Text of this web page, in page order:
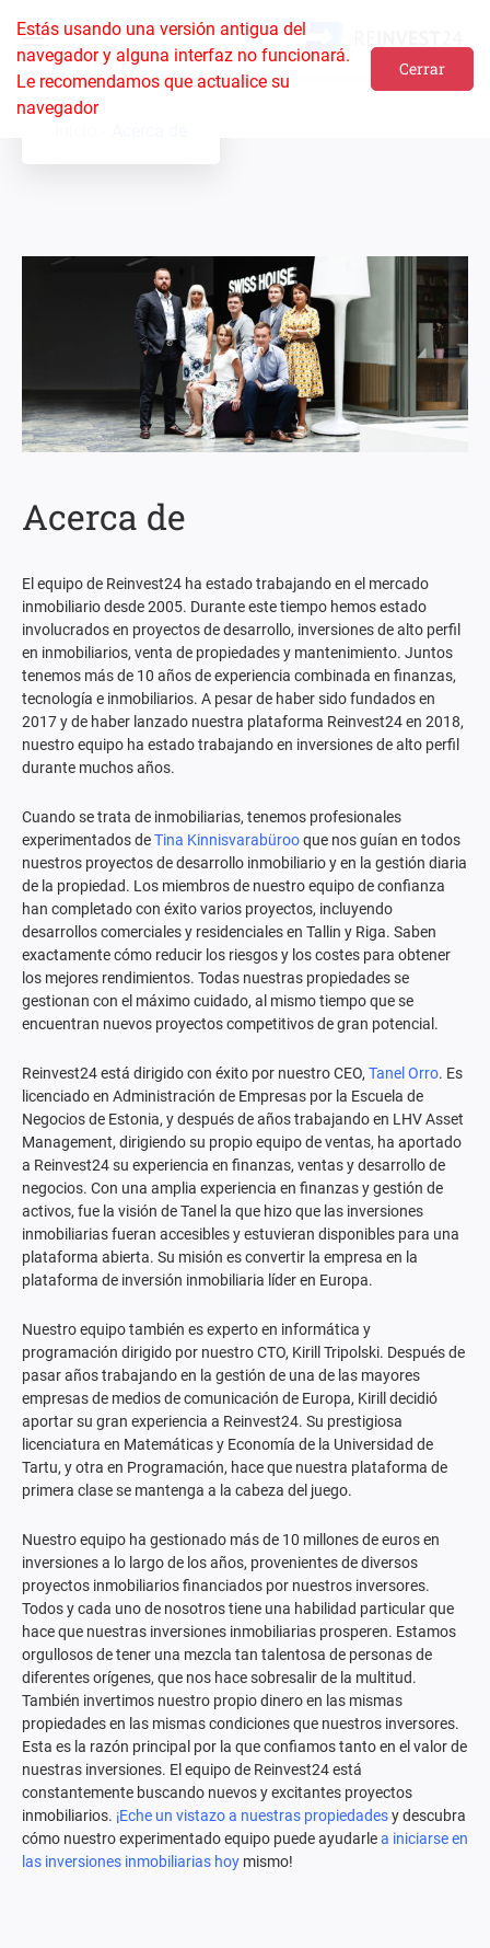
Estás usando una versión antigua del
navegador y alguna interfaz no funcionará.
Le recomendamos que actualice su
navegador
Cerrar
Acerca de
El equipo de Reinvest24 ha estado trabajando en el mercado
inmobiliario desde 2005. Durante este tiempo hemos estado
involucrados en proyectos de desarrollo, inversiones de alto perfil
en inmobiliarios, venta de propiedades y mantenimiento. Juntos
tenemos más de 10 años de experiencia combinada en finanzas,
tecnología e inmobiliarios. A pesar de haber sido fundados en
2017 y de haber lanzado nuestra plataforma Reinvest24 en 2018,
nuestro equipo ha estado trabajando en inversiones de alto perfil
durante muchos años.
Cuando se trata de inmobiliarias, tenemos profesionales
experimentados deTina Kinnisvarabürooque nos guían en todos
nuestros proyectos de desarrollo inmobiliario y en la gestión diaria
de la propiedad. Los miembros de nuestro equipo de confianza
han completado con éxito varios proyectos, incluyendo
desarrollos comerciales y residenciales en Tallin y Riga. Saben
exactamente cómo reducir los riesgos y los costes para obtener
los mejores rendimientos. Todas nuestras propiedades se
gestionan con el máximo cuidado, al mismo tiempo que se
encuentran nuevos proyectos competitivos de gran potencial.
Reinvest24 está dirigido con éxito por nuestro CEO, Tanel Orro. Es
licenciado en Administración de Empresas por la Escuela de
Negocios de Estonia, y después de años trabajando en LHV Asset
Management, dirigiendo su propio equipo de ventas, ha aportado
a Reinvest24 su experiencia en finanzas, ventas y desarrollo de
negocios. Con una amplia experiencia en finanzas y gestión de
activos, fue la visión de Tanel la que hizo que las inversiones
inmobiliarias fueran accesibles y estuvieran disponibles para una
plataforma abierta. Su misión es convertir la empresa en la
plataforma de inversión inmobiliaria líder en Europa.
Nuestro equipo también es experto en informática y
programación dirigido por nuestro CTO, Kirill Tripolski. Después de
pasar años trabajando en la gestión de una de las mayores
empresas de medios de comunicación de Europa, Kirill decidió
aportar su gran experiencia a Reinvest24. Su prestigiosa
licenciatura en Matemáticas y Economía de la Universidad de
Tartu, y otra en Programación, hace que nuestra plataforma de
primera clase se mantenga a la cabeza del juego.
Nuestro equipo ha gestionado más de 10 millones de euros en
inversiones a lo largo de los años, provenientes de diversos
proyectos inmobiliarios financiados por nuestros inversores.
Todos y cada uno de nosotros tiene una habilidad particular que
hace que nuestras inversiones inmobiliarias prosperen. Estamos
orgullosos de tener una mezcla tan talentosa de personas de
diferentes orígenes, que nos hace sobresalir de la multitud.
También invertimos nuestro propio dinero en las mismas
propiedades en las mismas condiciones que nuestros inversores.
Esta es la razón principal por la que confiamos tanto en el valor de
nuestras inversiones. El equipo de Reinvest24 está
constantemente buscando nuevos y excitantes proyectos
inmobiliarios. ¡Eche un vistazo a nuestras propiedadesy descubra
cómo nuestro experimentado equipo puede ayudarlea iniciarse en
las inversiones inmobiliarias hoy mismo!